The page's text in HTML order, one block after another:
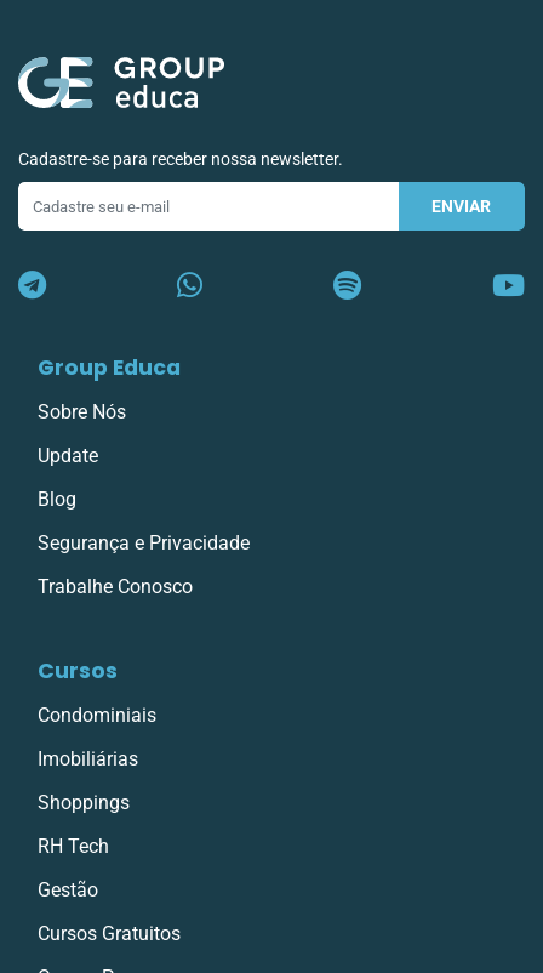
Cadastre-se para receber nossa newsletter.
ENVIAR
Group Educa
Sobre Nós
Update
Blog
Segurança e Privacidade
Trabalhe Conosco
Cursos
Condominiais
Imobiliárias
Shoppings
RH Tech
Gestão
Cursos Gratuitos